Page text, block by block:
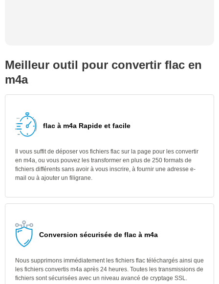
Meilleur outil pour convertir flac en
m4a
flac à m4a Rapide et facile
Il vous suffit de déposer vos fichiers flac sur la page pour les convertir
en m4a, ou vous pouvez les transformer en plus de 250 formats de
fichiers différents sans avoir à vous inscrire, à fournir une adresse e-
mail ou à ajouter un filigrane.
Conversion sécurisée de flac à m4a
Nous supprimons immédiatement les fichiers flac téléchargés ainsi que
les fichiers convertis m4a après 24 heures. Toutes les transmissions de
fichiers sont sécurisées avec un niveau avancé de cryptage SSL.